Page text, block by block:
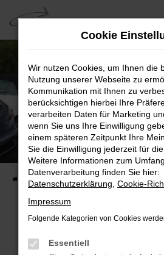
Zum
Hauptinhalt
springen
Unser Fahrzeugbestand vor
Entdecken Sie unsere sofort
Fahrzeugangebote
Fehler: Network Error
Cookie
Wir nutzen Cookies, um Ihnen die
Nutzung unserer Webseite zu
Kommunikation mit Ihnen zu
berücksichtigen hierbei Ihre
verarbeiten Daten für Marketing
wenn Sie uns Ihre Einwilligung
einem späteren Zeitpunkt Ihre
Sie die Einwilligung jederzeit für
Weitere Informationen zum
Datenverarbeitung finden Sie hier:
Datenschutzerklärung Cookie-
Impressum
Folgende Kategorien von Cookies
Essentiell